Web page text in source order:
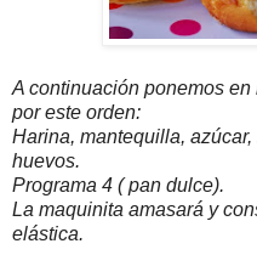
A continuación ponemos
por este orden:
Harina, mantequilla,
huevos.
Programa 4 ( pan dulce).
La maquinita amasará y
elástica.